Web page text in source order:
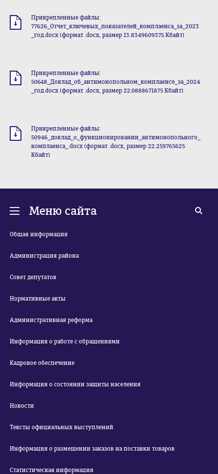
Прикрепленные файлы:
77626_Отчет_ключевых_показателей_комплаенса_за_2023
_год.docx (формат .docx, размер 13.8349609375 Кбайт)
Прикрепленные файлы:
50648_Доклад_об_антимонопольном_комплаенсе_за_2024
_год.docx (формат .docx, размер 22.0888671875 Кбайт)
Прикрепленные файлы:
50946_доклад_о_функционировании_антимонопольного_
комплаенса_.docx (формат .docx, размер 22.259765625
Кбайт)
Меню сайта
Общая информация
Администрация района
Совет депутатов
Нормативные акты
Административная реформа
Информация о работе с обращениями
Кадровое обеспечение
Информация о состоянии защиты населения
Новости
Тексты официальных выступлений
Информация о размещении заказов на поставки товаров
Статистическая информация